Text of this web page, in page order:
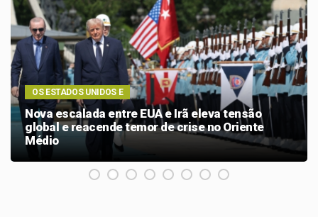
OS ESTADOS UNIDOS E
Nova escalada entre EUA e Irã eleva tensão
global e reacende temor de crise no Oriente
Médio